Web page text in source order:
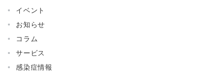
イベント
お知らせ
コラム
サービス
感染症情報